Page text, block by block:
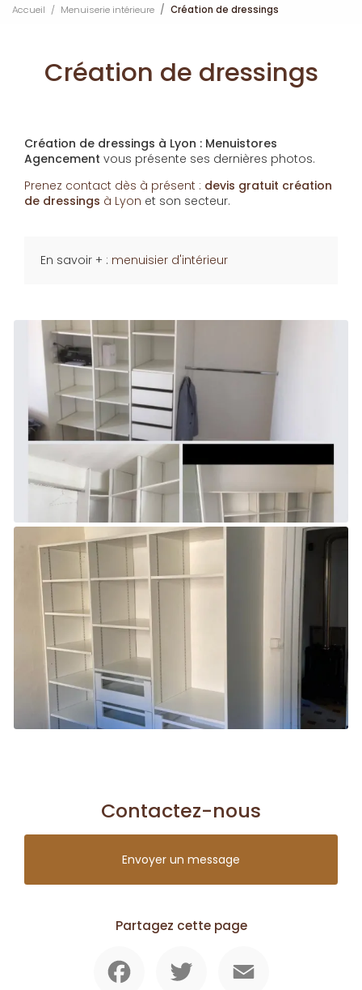
Accueil Menuiserie intérieure Création de dressings
Création de dressings
Création de dressings à Lyon : Menuistores
Agencement vous présente ses dernières photos.
Prenez contact dès à présent : devis gratuit création
de dressings à Lyon et son secteur.
En savoir + : menuisier d'intérieur
Contactez-nous
Envoyer un message
Partagez cette page